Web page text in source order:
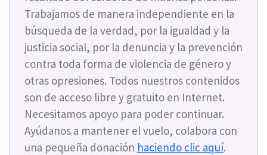
Trabajamos de manera independiente en la
búsqueda de la verdad, por la igualdad y la
justicia social, por la denuncia y la prevención
contra toda forma de violencia de género y
otras opresiones. Todos nuestros contenidos
son de acceso libre y gratuito en Internet.
Necesitamos apoyo para poder continuar.
Ayúdanos a mantener el vuelo, colabora con
una pequeña donación haciendo clic aquí.